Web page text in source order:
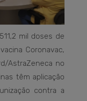
mil doses de
Coronavac,
AstraZeneca no
têm aplicação
contra a